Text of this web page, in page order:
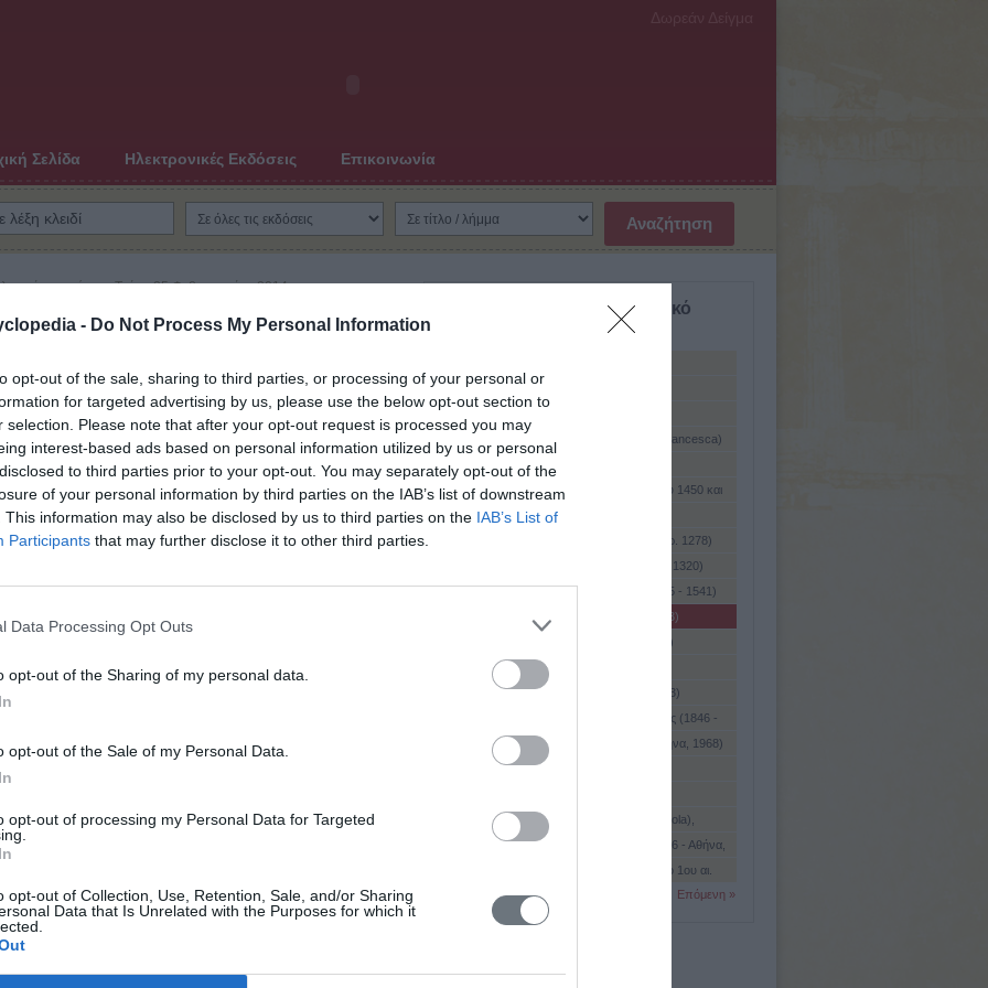
- Do Not Process My Personal Information
opt-out of the sale, sharing to third parties, or processing of your personal or
for targeted advertising by us, please use the below opt-out section to
selection. Please note that after your opt-out request is processed you may
interest-based ads based on personal information utilized by us or personal
to third parties prior to your opt-out. You may separately opt-out of the
of your personal information by third parties on the IAB’s list of downstream
This information may also be disclosed by us to third parties on the IAB’s List of
Participants that may further disclose it to other third parties.
Data Processing Opt Outs
opt-out of the Sharing of my personal data.
opt-out of the Sale of my Personal Data.
opt-out of processing my Personal Data for Targeted
opt-out of Collection, Use, Retention, Sale, and/or Sharing
Data that Is Unrelated with the Purposes for which it
Σελίδα Ηλεκτρονικές Εκδόσεις Επικοινωνία
ανανέωση: Τρίτη, 25 Φεβρουαρίου 2014
(1879 - 1953)
Γάλλος καλλιτέχνης ισπανικής καταγωγής, η πιο
Κουβανός από πατέρα και Γάλλος από
άρχισε τις σπουδές του, όπως και άλλοι σύγχρονοι
...
Παγκόσμιο Βιογραφικό Λεξικό
Πιάστ (Piast)
Πιέρο ντέλλα Φραντσέσκα (Piero delia Francesca)
(περ. 1420 - 1492)
Πιερόν (Pieron), Ανρί (1881 - 1964)
Πιζανέλλο (Pisanello) (περ. 1395 - μεταξύ 1450 και
1455)
Πιζάνο (Pisano)
Πιζάνο, Νικολό (Νικόλα) (περ. 1225 - περ. 1278)
Πιζάνο, Τζιοβάννι (περ. 1250 - γύρω στο 1320)
Πιθάρρο (Pizarro), Φρανθίσκο (περ. 1475 - 1541)
Πικαμπιά (Picabia), Φρανσίς (1879 - 1953)
Πικάρ (Picard), Σαρλ - Εμίλ (1856 - 1941)
Πικάρ (Picard), Σαρλ (1883 - 1965)
Πικάσσο (Picasso), Πάμπλο (1881 - 1973)
Πίκερινγκ (Pickering), ΄Εντουαρντ Τσαρλς (1846 -
Πικιώνης, Δημήτρης (Πειραιάς, 1887 - Αθήνα, 1968)
Πικκάρ (Piccard), Ωγκύστ (1884 - 1962)
Πίκο ντε λα Μιράντολα (Pico de la Mirandola),
Τζιοβάννι (1463 - 1494)
Πικρός, Πέτρος (Κωνσταντινούπολη, 1896 - Αθήνα,
Πιλάτος, Πόντιος (Pontius Pilatus) (α' μισό 1ου αι.
Επόμενη »